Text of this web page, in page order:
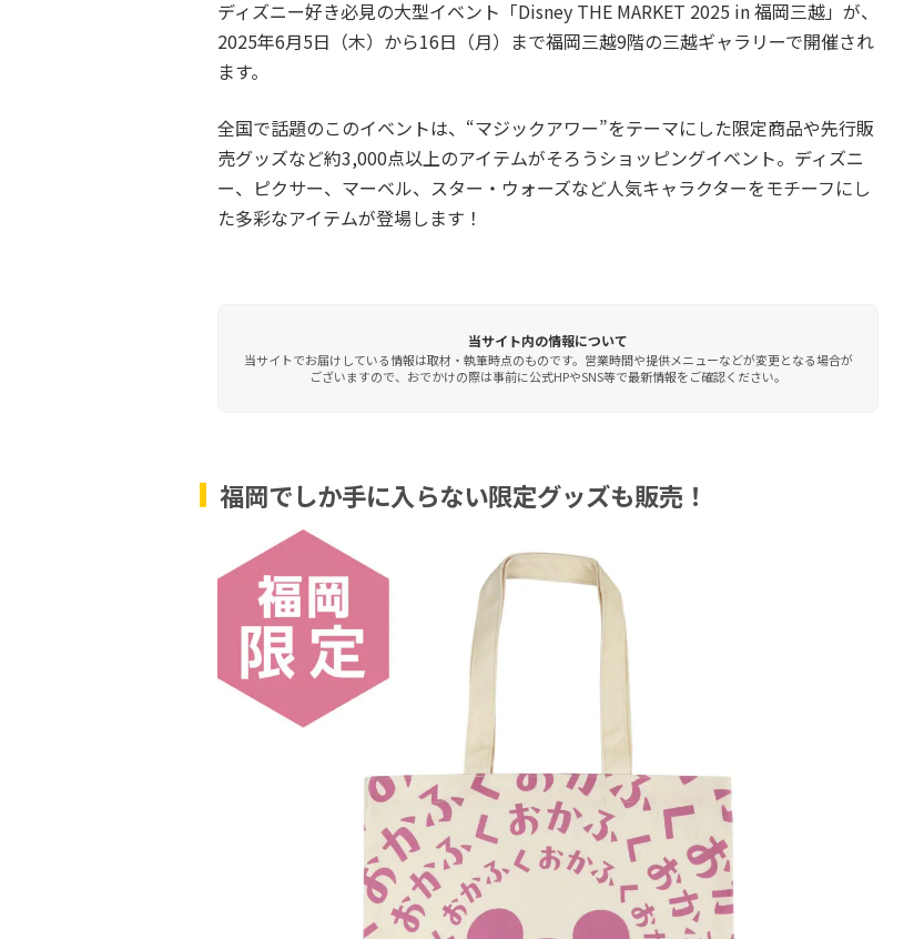
ディズニー好き必見の大型イベント「Disney THE MARKET 2025 in 福岡三越」が、
2025年6月5日（木）から16日（月）まで福岡三越9階の三越ギャラリーで開催され
ます。
全国で話題のこのイベントは、“マジックアワー”をテーマにした限定商品や先行販
売グッズなど約3,000点以上のアイテムがそろうショッピングイベント。ディズニ
ー、ピクサー、マーベル、スター・ウォーズなど人気キャラクターをモチーフにし
た多彩なアイテムが登場します！
当サイト内の情報について
当サイトでお届けしている情報は取材・執筆時点のものです。営業時間や提供メニューなどが変更となる場合が
ございますので、おでかけの際は事前に公式HPやSNS等で最新情報をご確認ください。
福岡でしか手に入らない限定グッズも販売！